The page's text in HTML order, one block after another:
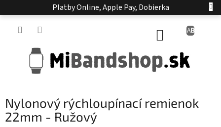
na
Platby Online, Apple Pay, Dobierka
NÁKUPNÝ
Nylonový rýchloupínací remienok
22mm - Ružový